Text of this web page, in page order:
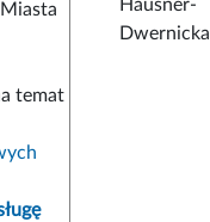
temat
Hausner-
Dwernicka